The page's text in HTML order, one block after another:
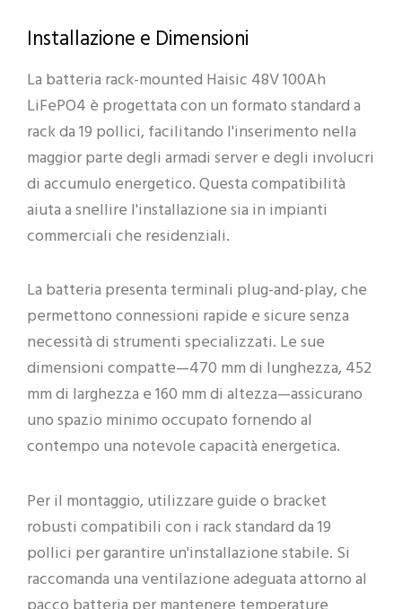
Installazione e Dimensioni
La batteria rack-mounted Haisic 48V 100Ah
LiFePO4 è progettata con un formato standard a
rack da 19 pollici, facilitando l'inserimento nella
maggior parte degli armadi server e degli involucri
di accumulo energetico. Questa compatibilità
aiuta a snellire l'installazione sia in impianti
commerciali che residenziali.
La batteria presenta terminali plug-and-play, che
permettono connessioni rapide e sicure senza
necessità di strumenti specializzati. Le sue
dimensioni compatte—470 mm di lunghezza, 452
mm di larghezza e 160 mm di altezza—assicurano
uno spazio minimo occupato fornendo al
contempo una notevole capacità energetica.
Per il montaggio, utilizzare guide o bracket
robusti compatibili con i rack standard da 19
pollici per garantire un'installazione stabile. Si
raccomanda una ventilazione adeguata attorno al